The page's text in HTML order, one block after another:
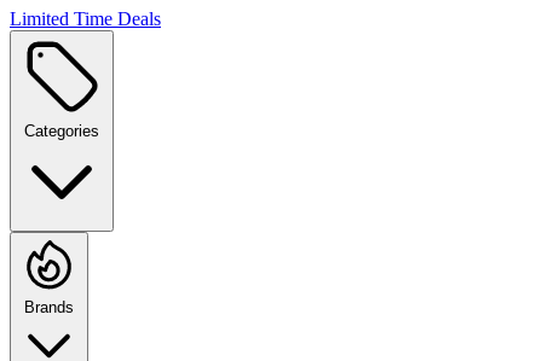
Limited Time Deals
Categories
Brands